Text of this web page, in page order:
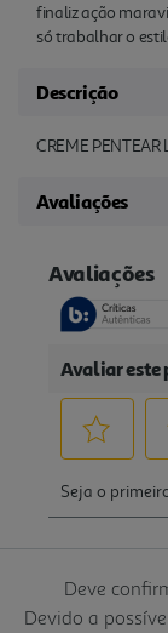
finaliz ação
só trabalhar o
Descrição
CREME
Avaliações
Deve
Devido a